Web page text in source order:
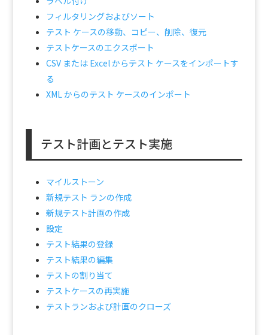
フィルタリングおよびソート
テスト ケースの移動、コピー、削除、復元
テストケースのエクスポート
CSV または Excel からテスト ケースをインポートす
る
XML からのテスト ケースのインポート
テスト計画とテスト実施
マイルストーン
新規テスト ランの作成
新規テスト計画の作成
設定
テスト結果の登録
テスト結果の編集
テストの割り当て
テストケースの再実施
テストランおよび計画のクローズ